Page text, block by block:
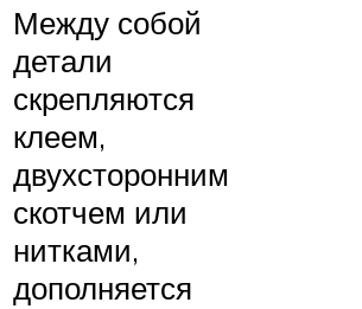
Между собой
детали
скрепляются
клеем,
двухсторонним
скотчем или
нитками,
дополняется